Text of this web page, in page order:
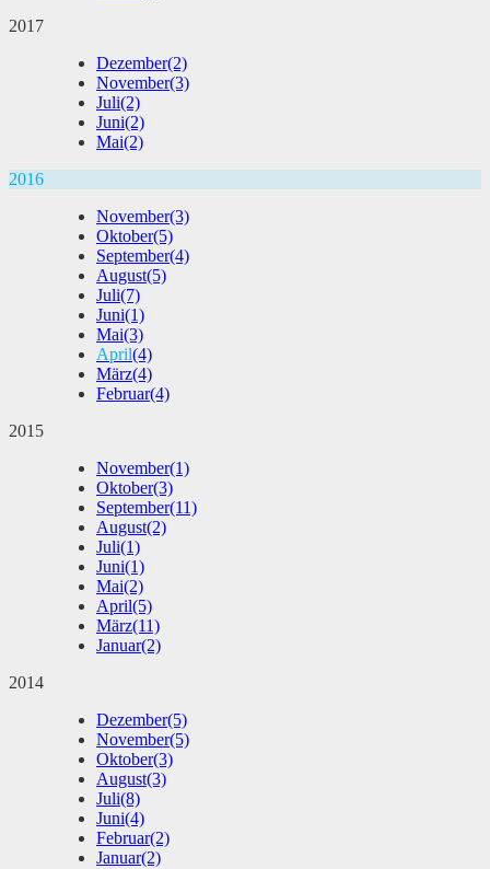
2017
Dezember(2)
November(3)
Juli(2)
Juni(2)
Mai(2)
2016
November(3)
Oktober(5)
September(4)
August(5)
Juli(7)
Juni(1)
Mai(3)
April(4)
März(4)
Februar(4)
2015
November(1)
Oktober(3)
September(11)
August(2)
Juli(1)
Juni(1)
Mai(2)
April(5)
März(11)
Januar(2)
2014
Dezember(5)
November(5)
Oktober(3)
August(3)
Juli(8)
Juni(4)
Februar(2)
Januar(2)